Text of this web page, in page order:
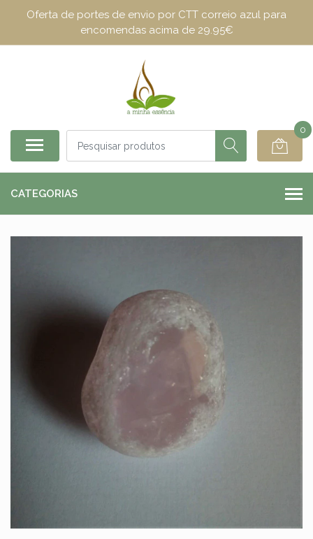
Oferta de portes de envio por CTT correio azul para
encomendas acima de 29.95€
0
CATEGORIAS